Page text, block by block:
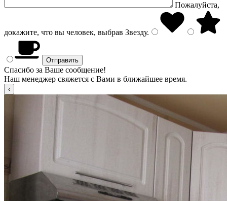
Пожалуйста,
докажите, что вы человек, выбрав Звезду.
Спасибо за Ваше сообщение!
Наш менеджер свяжется с Вами в ближайшее время.